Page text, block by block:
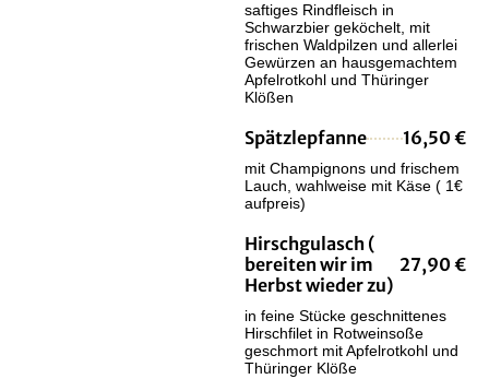
saftiges Rindfleisch in
Schwarzbier geköchelt, mit
frischen Waldpilzen und allerlei
Gewürzen an hausgemachtem
Apfelrotkohl und Thüringer
Klößen
Spätzlepfanne 16,50 €
mit Champignons und frischem
Lauch, wahlweise mit Käse ( 1€
aufpreis)
Hirschgulasch (
bereiten wir im
Herbst wieder zu)
27,90 €
in feine Stücke geschnittenes
Hirschfilet in Rotweinsoße
geschmort mit Apfelrotkohl und
Thüringer Klöße